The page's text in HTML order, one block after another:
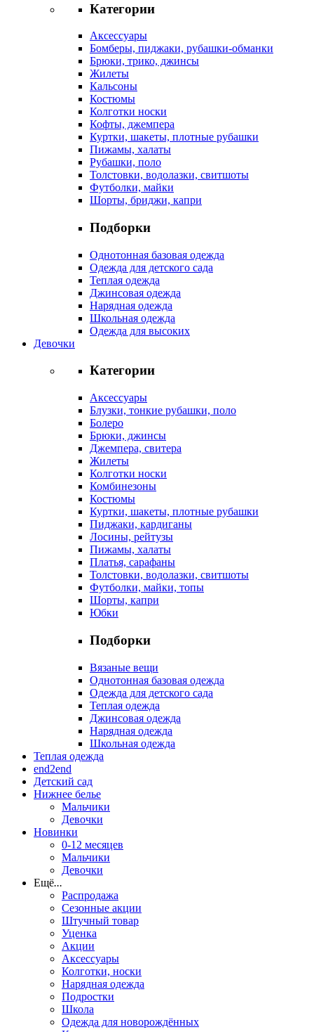
Категории
Аксессуары
Бомберы, пиджаки, рубашки-обманки
Брюки, трико, джинсы
Жилеты
Кальсоны
Костюмы
Колготки носки
Кофты, джемпера
Куртки, шакеты, плотные рубашки
Пижамы, халаты
Рубашки, поло
Толстовки, водолазки, свитшоты
Футболки, майки
Шорты, бриджи, капри
Подборки
Однотонная базовая одежда
Одежда для детского сада
Теплая одежда
Джинсовая одежда
Нарядная одежда
Школьная одежда
Одежда для высоких
Девочки
Категории
Аксессуары
Блузки, тонкие рубашки, поло
Болеро
Брюки, джинсы
Джемпера, свитера
Жилеты
Колготки носки
Комбинезоны
Костюмы
Куртки, шакеты, плотные рубашки
Пиджаки, кардиганы
Лосины, рейтузы
Пижамы, халаты
Платья, сарафаны
Толстовки, водолазки, свитшоты
Футболки, майки, топы
Шорты, капри
Юбки
Подборки
Вязаные вещи
Однотонная базовая одежда
Одежда для детского сада
Теплая одежда
Джинсовая одежда
Нарядная одежда
Школьная одежда
Теплая одежда
end2end
Детский сад
Нижнее белье
Мальчики
Девочки
Новинки
0-12 месяцев
Мальчики
Девочки
Ещё...
Распродажа
Сезонные акции
Штучный товар
Уценка
Акции
Аксессуары
Колготки, носки
Нарядная одежда
Подростки
Школа
Одежда для новорождённых